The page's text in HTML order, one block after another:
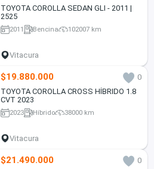
TOYOTA COROLLA SEDAN GLI - 2011 |
2525
2011 Bencina 102007 km
Vitacura
$19.880.000
0
TOYOTA COROLLA CROSS HÍBRIDO 1.8
CVT 2023
2023 Híbrido 38000 km
Vitacura
$21.490.000
0